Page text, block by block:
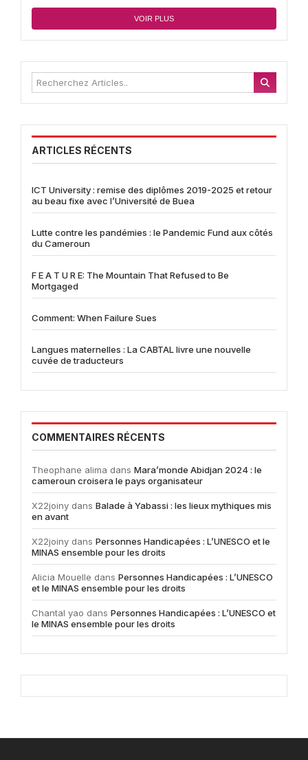
VOIR PLUS
ARTICLES RÉCENTS
ICT University : remise des diplômes 2019-2025 et retour
au beau fixe avec l’Université de Buea
Lutte contre les pandémies : le Pandemic Fund aux côtés
du Cameroun
F E A T U R E: The Mountain That Refused to Be
Mortgaged
Comment: When Failure Sues
Langues maternelles : La CABTAL livre une nouvelle
cuvée de traducteurs
COMMENTAIRES RÉCENTS
Theophane alima dans Mara’monde Abidjan 2024 : le
cameroun croisera le pays organisateur
X22joiny dans Balade à Yabassi : les lieux mythiques mis
en avant
X22joiny dans Personnes Handicapées : L’UNESCO et le
MINAS ensemble pour les droits
Alicia Mouelle dans Personnes Handicapées : L’UNESCO
et le MINAS ensemble pour les droits
Chantal yao dans Personnes Handicapées : L’UNESCO et
le MINAS ensemble pour les droits